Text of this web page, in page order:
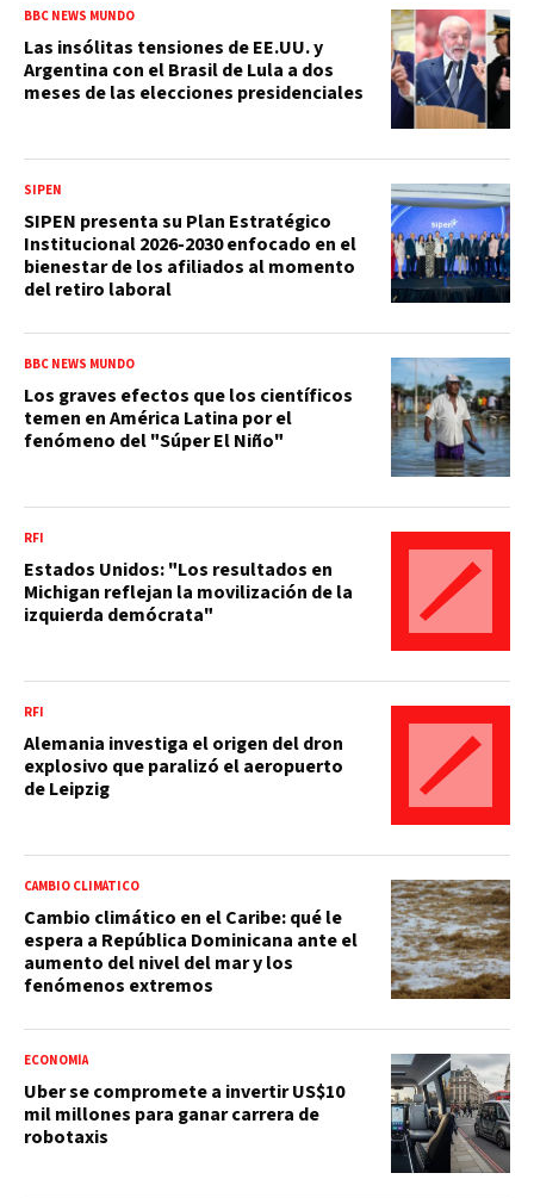
BBC NEWS MUNDO
Las insólitas tensiones de EE.UU. y
Argentina con el Brasil de Lula a dos
meses de las elecciones presidenciales
SIPEN
SIPEN presenta su Plan Estratégico
Institucional 2026-2030 enfocado en el
bienestar de los afiliados al momento
del retiro laboral
BBC NEWS MUNDO
Los graves efectos que los científicos
temen en América Latina por el
fenómeno del "Súper El Niño"
RFI
Estados Unidos: "Los resultados en
Michigan reflejan la movilización de la
izquierda demócrata"
RFI
Alemania investiga el origen del dron
explosivo que paralizó el aeropuerto
de Leipzig
CAMBIO CLIMÁTICO
Cambio climático en el Caribe: qué le
espera a República Dominicana ante el
aumento del nivel del mar y los
fenómenos extremos
ECONOMÍA
Uber se compromete a invertir US$10
mil millones para ganar carrera de
robotaxis